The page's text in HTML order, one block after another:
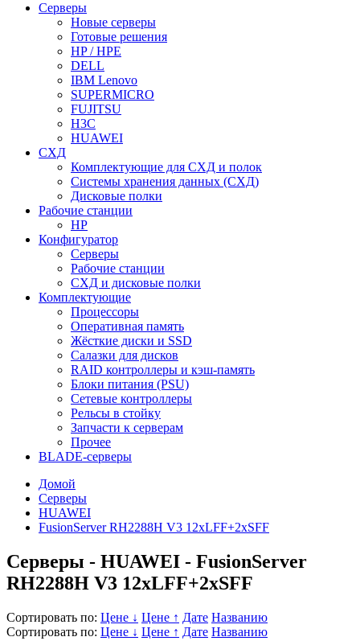
Серверы
Новые серверы
Готовые решения
HP / HPE
DELL
IBM Lenovo
SUPERMICRO
FUJITSU
H3C
HUAWEI
СХД
Комплектующие для СХД и полок
Системы хранения данных (СХД)
Дисковые полки
Рабочие станции
HP
Конфигуратор
Серверы
Рабочие станции
СХД и дисковые полки
Комплектующие
Процессоры
Оперативная память
Жёсткие диски и SSD
Салазки для дисков
RAID контроллеры и кэш-память
Блоки питания (PSU)
Сетевые контроллеры
Рельсы в стойку
Запчасти к серверам
Прочее
BLADE-серверы
Домой
Серверы
HUAWEI
FusionServer RH2288H V3 12xLFF+2xSFF
Серверы - HUAWEI - FusionServer
RH2288H V3 12xLFF+2xSFF
Сортировать по: Цене ↓ Цене ↑ Дате Названию
Сортировать по: Цене ↓ Цене ↑ Дате Названию